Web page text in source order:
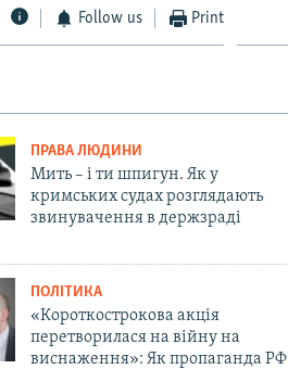
Follow us Print
ПРАВА ЛЮДИНИ
Мить – і ти шпигун. Як у
кримських судах розглядають
звинувачення в держзраді
ПОЛІТИКА
«Короткострокова акція
перетворилася на війну на
виснаження»: Як пропаганда РФ